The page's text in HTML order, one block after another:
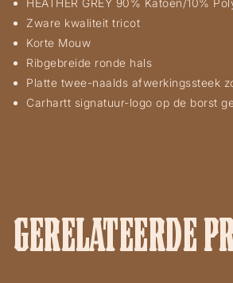
HEATHER GREY 90% Katoen/10%
Zware kwaliteit tricot
Korte Mouw
Ribgebreide ronde hals
Platte twee-naalds afwerkingssteek
Carhartt signatuur-logo op de borst
GERELATEERDE